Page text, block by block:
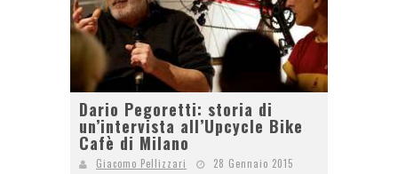
Dario Pegoretti: storia di
un’intervista all’Upcycle Bike
Cafè di Milano
Giacomo Pellizzari
28 Gennaio 2015